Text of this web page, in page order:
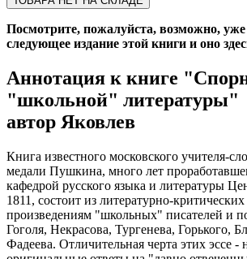
Посмотрите, пожалуйста, возможно,
следующее издание этой книги и оно
Аннотация к книге
"школьной" литературы"
автор Яковлев
Книга известного московского учителя-
медали Пушкина, много лет
кафедрой русского языка и литературы
1811, состоит из литературно-
произведениям "школьных" писателей и
Гоголя, Некрасова, Тургенева, Горького,
Фадеева. Отличительная черта этих эссе -